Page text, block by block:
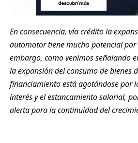
En consecuencia, vía crédito la
automotor tiene mucho potencial por
embargo, como venimos señalando
la expansión del consumo de bienes
financiamiento está agotándose por
interés y el estancamiento salarial,
alerta para la continuidad del